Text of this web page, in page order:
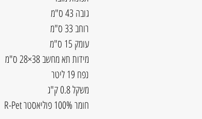
גובה 43 ס"מ
רוחב 33 ס"מ
עומק 15 ס"מ
מידות תא מחשב 38×28 ס"מ
נפח 19 ליטר
משקל 0.8 ק"ג
חומר 100% פוליאסטר R-Pet